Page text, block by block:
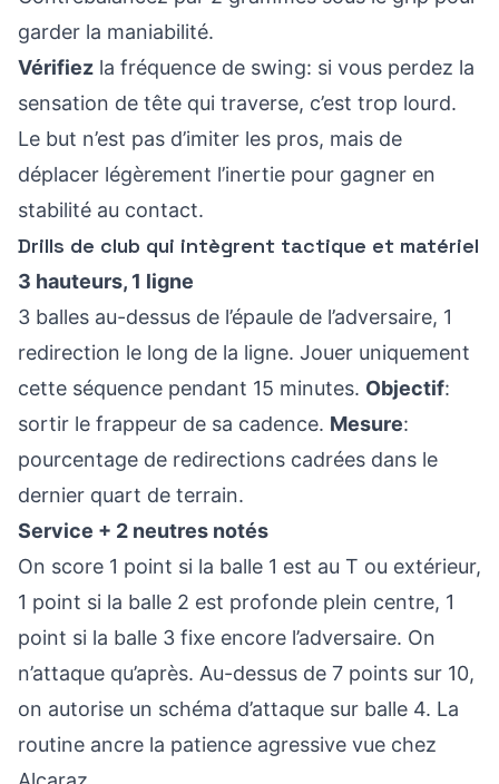
garder la maniabilité.
Vérifiez la fréquence de swing: si vous perdez la
sensation de tête qui traverse, c’est trop lourd.
Le but n’est pas d’imiter les pros, mais de
déplacer légèrement l’inertie pour gagner en
stabilité au contact.
Drills de club qui intègrent tactique et matériel
3 hauteurs, 1 ligne
3 balles au-dessus de l’épaule de l’adversaire, 1
redirection le long de la ligne. Jouer uniquement
cette séquence pendant 15 minutes. Objectif:
sortir le frappeur de sa cadence. Mesure:
pourcentage de redirections cadrées dans le
dernier quart de terrain.
Service + 2 neutres notés
On score 1 point si la balle 1 est au T ou extérieur,
1 point si la balle 2 est profonde plein centre, 1
point si la balle 3 fixe encore l’adversaire. On
n’attaque qu’après. Au-dessus de 7 points sur 10,
on autorise un schéma d’attaque sur balle 4. La
routine ancre la patience agressive vue chez